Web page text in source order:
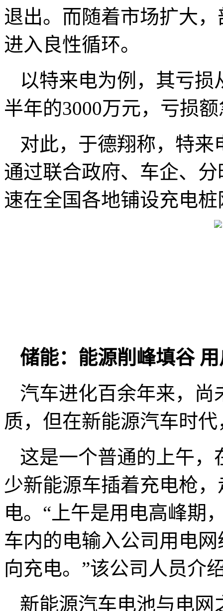
退出。而随着市场扩大
进入良性循环。
以特来电为例，其亏损
半年的3000万元，亏损
对此，于德翔称，特来
通过联合政府、车企、
速在全国各地铺设充电桩
储能：能源削峰填谷
汽车进化百余年来，尚
质，但在新能源汽车时
这是一个普通的上午
少新能源车插着充电枪
电。“上午是用电高峰期
车内的电输入公司用电
向充电。”该公司人员介
新能源汽车电池与电网